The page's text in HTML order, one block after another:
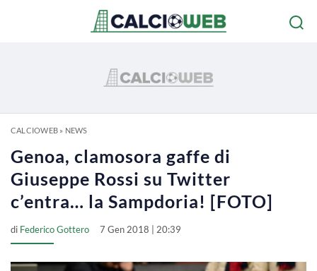
CALCIOWEB» NEWS
Genoa, clamosora gaffe di
Giuseppe Rossi su Twitter
c’entra… la Sampdoria! [FOTO]
di Federico Gottero 7 Gen 2018 | 20:39